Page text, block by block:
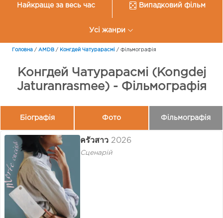
Найкраще за весь час Випадковий фільм
Усі жанри
Головна / AMDB / Конгдей Чатурарасмі / Фільмографія
Конгдей Чатурарасмі (Kongdej
Jaturanrasmee) - Фільмографія
Біографія Фото Фільмографія
ครัวสาว 2026
Сценарій